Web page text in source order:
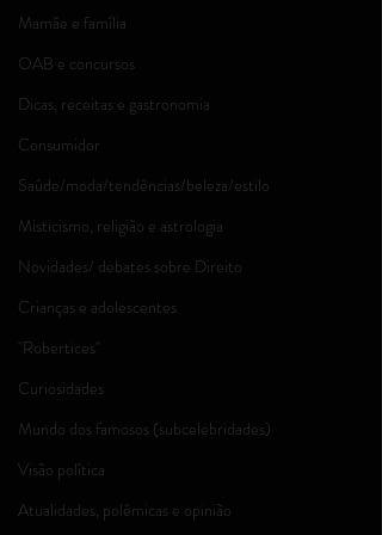
Mamãe e família
OAB e concursos
Dicas, receitas e gastronomia
Consumidor
Saúde/moda/tendências/beleza/estilo
Misticismo, religião e astrologia
Novidades/ debates sobre Direito
Crianças e adolescentes
''Robertices''
Curiosidades
Mundo dos famosos (subcelebridades)
Visão política
Atualidades, polêmicas e opinião